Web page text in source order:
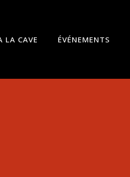
LA CAVE ÉVÉNEMENTS